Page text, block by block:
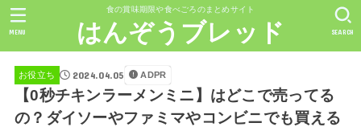
食の賞味期限や食べごろのまとめサイト
はんぞうブレッド SEARCH
MENU
お役立ち 2024.04.05 ADPR
【0秒チキンラーメンミニ】はどこで売ってる
の？ダイソーやファミマやコンビニでも買える